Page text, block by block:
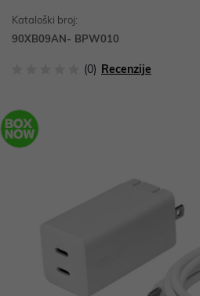
Kataloški broj:
90XB09AN- BPW010
(0) Recenzije